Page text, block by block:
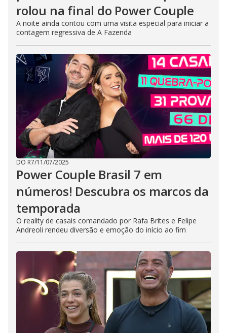
rolou na final do Power Couple
A noite ainda contou com uma visita especial para iniciar a
contagem regressiva de A Fazenda
DO R7/11/07/2025
Power Couple Brasil 7 em
números! Descubra os marcos da
temporada
O reality de casais comandado por Rafa Brites e Felipe
Andreoli rendeu diversão e emoção do início ao fim